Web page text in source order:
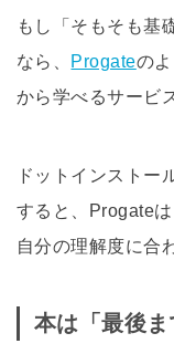
もし「そもそも基
なら、 Progateの
から学べるサービ
ドットインストー
すると、Progate
自分の理解度に合
本は「最後